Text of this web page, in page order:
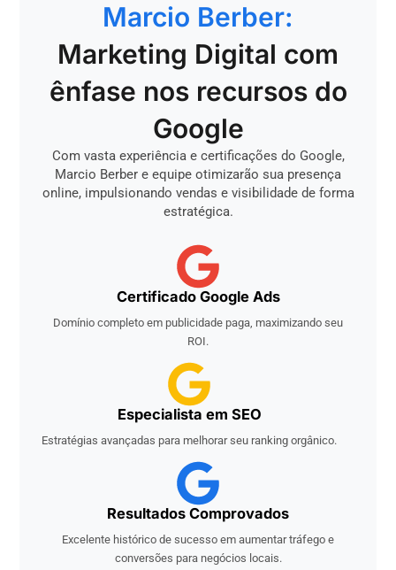
Marcio Berber:
Marketing Digital com
ênfase nos recursos do
Google
Com vasta experiência e certificações do Google,
Marcio Berber e equipe otimizarão sua presença
online, impulsionando vendas e visibilidade de forma
estratégica.
Certificado Google Ads
Domínio completo em publicidade paga, maximizando seu
ROI.
Especialista em SEO
Estratégias avançadas para melhorar seu ranking orgânico.
Resultados Comprovados
Excelente histórico de sucesso em aumentar tráfego e
conversões para negócios locais.